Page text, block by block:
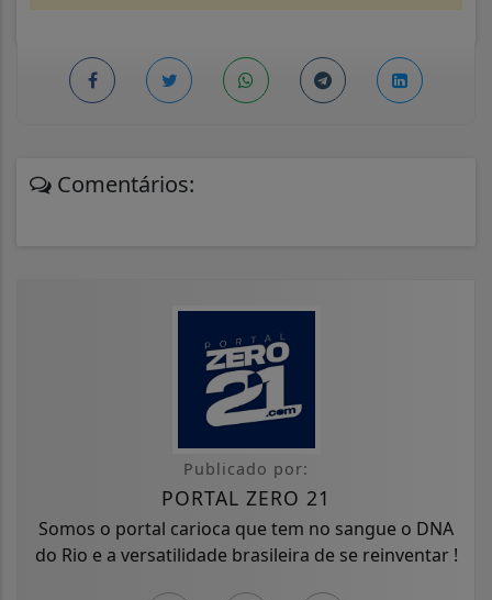
Comentários:
Publicado por:
PORTAL ZERO 21
Somos o portal carioca que tem no sangue o DNA
do Rio e a versatilidade brasileira de se reinventar !